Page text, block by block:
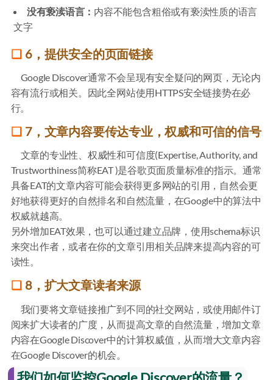
没有亵渎语言： 内容不能包含粗俗或有亵渎性质的语言
文字
6，提供安全的页面链接
Google Discover通常不会呈现有安全疑问的网页，无论内
容有流行或相关。因此全网站使用HTTPS安全链接势在必
行。
7，文章内容要传达专业，权威和可信的信号
文章的专业性、权威性和可信度(Expertise, Authority, and
Trustworthiness简称EAT )是谷歌页面质量标准的指示。通常
具备EAT的文章内容可能会获得更多网站的引用，自然会更
好地获得更好的自然排名和自然流量，在Google中的算法中
权威就越高。
另外增加EAT效果，也可以通过建立品牌，使用schema标识
来突出作者，或者在你的文章引用相关品牌来提高内容的可
读性。
8，扩大文章读者来源
我们要将文章链接推广到不同的社交网站，或使用邮件订
阅来扩大读者的广度，从而提高文章的自然流量，增加文章
内容在Google Discover中的计算权威值，从而增大文章内容
在Google Discover的机会。